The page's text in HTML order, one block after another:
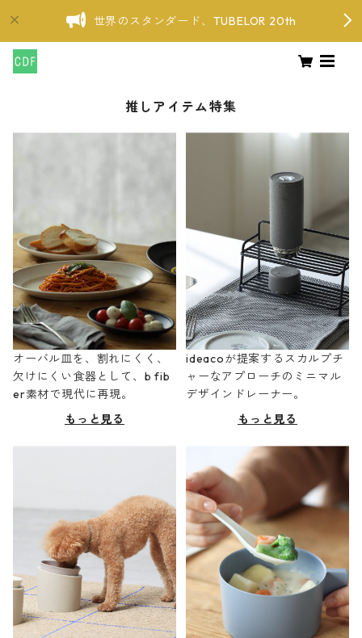
世界のスタンダード、TUBELOR 20th
推しアイテム特集
オーバル皿を、割れにくく、
欠けにくい食器として、b fib
er素材で現代に再現。
もっと見る
ideacoが提案するスカルプチ
ャーなアプローチのミニマル
デザインドレーナー。
もっと見る